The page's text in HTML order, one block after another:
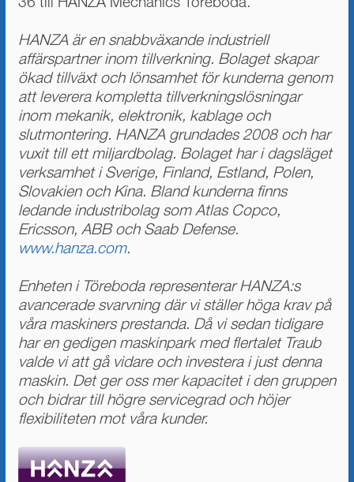
HANZA är en snabbväxande industriell
affärspartner inom tillverkning. Bolaget skapar
ökad tillväxt och lönsamhet för kunderna genom
att leverera kompletta tillverkningslösningar
inom mekanik, elektronik, kablage och
slutmontering. HANZA grundades 2008 och har
vuxit till ett miljardbolag. Bolaget har i dagsläget
verksamhet i Sverige, Finland, Estland, Polen,
Slovakien och Kina. Bland kunderna finns
ledande industribolag som Atlas Copco,
Ericsson, ABB och Saab Defense.
www.hanza.com.
Enheten i Töreboda representerar HANZA:s
avancerade svarvning där vi ställer höga krav på
våra maskiners prestanda. Då vi sedan tidigare
har en gedigen maskinpark med flertalet Traub
valde vi att gå vidare och investera i just denna
maskin. Det ger oss mer kapacitet i den gruppen
och bidrar till högre servicegrad och höjer
flexibiliteten mot våra kunder.